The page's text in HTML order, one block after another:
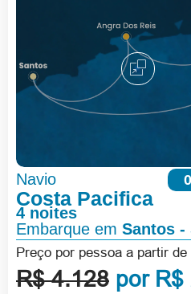
Navio
Costa Pacifica
4 noites
Embarque em Santos -
Preço por pessoa a partir de
R$ 4.128 por R$